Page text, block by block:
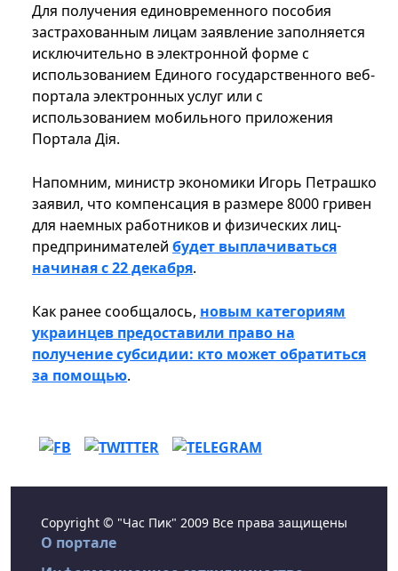
Для получения единовременного пособия
застрахованным лицам заявление заполняется
исключительно в электронной форме с
использованием Единого государственного веб-
портала электронных услуг или с
использованием мобильного приложения
Портала Дія.
Напомним, министр экономики Игорь Петрашко
заявил, что компенсация в размере 8000 гривен
для наемных работников и физических лиц-
предпринимателей будет выплачиваться
начиная с 22 декабря.
Как ранее сообщалось, новым категориям
украинцев предоставили право на
получение субсидии: кто может обратиться
за помощью.
Copyright © "Час Пик" 2009 Все права защищены
О портале